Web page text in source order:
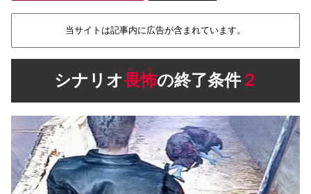
当サイトは記事内に広告が含まれています。
シナリオ畏怖
いふ
の終了条件２